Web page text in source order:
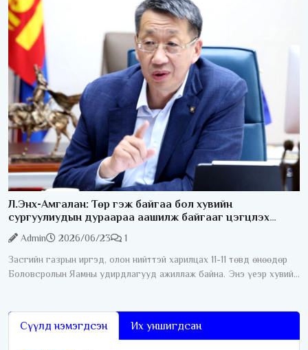
Л.Энх-Амгалан: Төр гэж байгаа бол хувийн
сургуулиудын дураараа аашилж байгааг цэгцлэх
ёстой
Admin 2026/06/23
1
Засгийн газрын иргэд, олон нийттэй харилцах 11-11 төвд өнөөдөр
Боловсролын Яамны удирдлагууд ажиллаж байна. Энэ үеэр хувийн
Сүүлд нэмэгдсэн Их уншигдсан